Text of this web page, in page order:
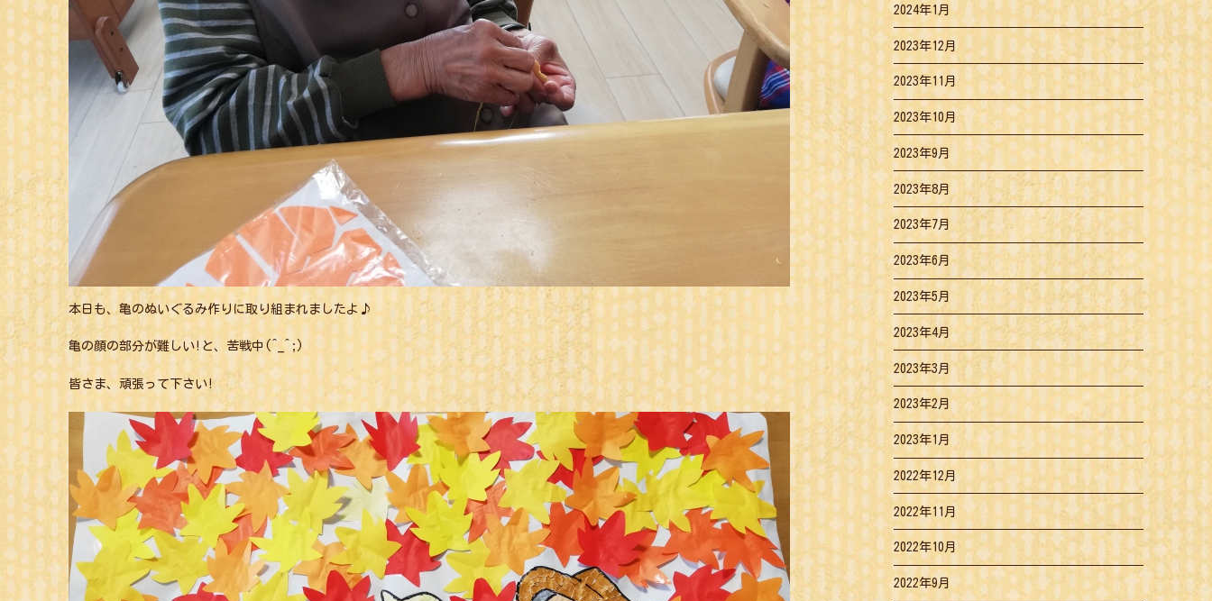
本日も、亀のぬいぐるみ作りに取り組まれましたよ♪
亀の顔の部分が難しい!と、苦戦中(^_^;)
皆さま、頑張って下さい!
2024年1月
2023年12月
2023年11月
2023年10月
2023年9月
2023年8月
2023年7月
2023年6月
2023年5月
2023年4月
2023年3月
2023年2月
2023年1月
2022年12月
2022年11月
2022年10月
2022年9月